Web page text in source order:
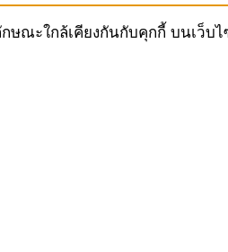
ษณะใกล้เคียงกันกับคุกกี้ บนเว็